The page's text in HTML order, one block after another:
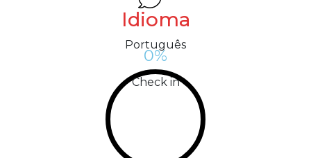
Idioma
Português
0%
Check in